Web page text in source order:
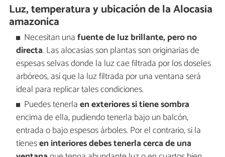
Luz, temperatura y ubicación de la Alocasia
amazonica
Necesitan unafuente de luz brillante, pero no
directa. Las alocasias son plantas son originarias de
espesas selvas donde la luz cae filtrada por los doseles
arbóreos, así que la luz filtrada por una ventana será
ideal para replicar tales condiciones.
Puedes tenerlaen exteriores si tiene sombra
encima de ella, pudiendo tenerla bajo un balcón,
entrada o bajo espesos árboles. Por el contrario, si la
tienesen interiores debes tenerla cerca de una